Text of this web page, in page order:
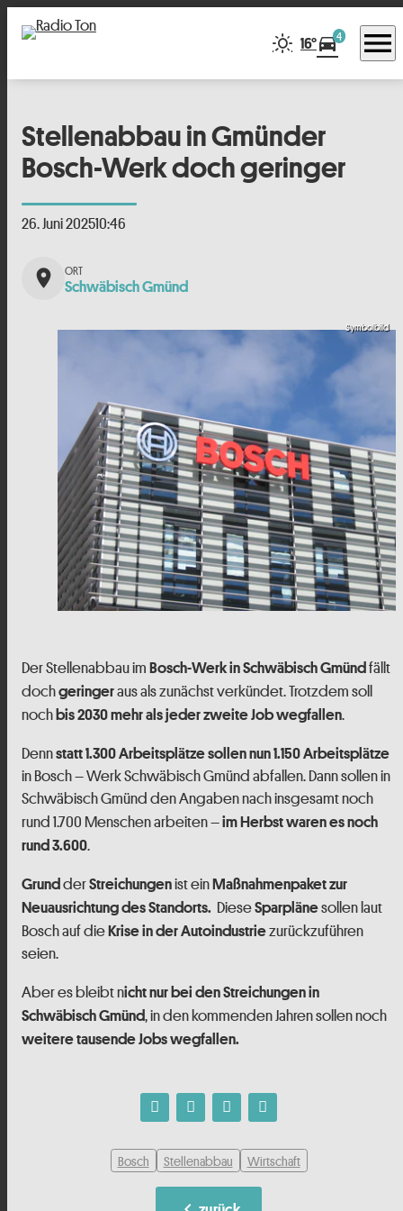
16°directions_car4 menu
Stellenabbau in Gmünder
Bosch-Werk doch geringer
26. Juni 202510:46
place Schwäbisch Gmünd
Symbolbild
Der Stellenabbau im Bosch-Werk in Schwäbisch Gmündfällt
dochgeringeraus als zunächst verkündet. Trotzdem soll
nochbis 2030 mehr als jeder zweite Job wegfallen.
Dennstatt 1.300 Arbeitsplätze sollen nun 1.150 Arbeitsplätze
in Bosch – Werk Schwäbisch Gmünd abfallen.Dann sollen in
Schwäbisch Gmünd den Angaben nach insgesamt noch
rund 1.700 Menschen arbeiten –im Herbst waren es noch
rund 3.600.
GrundderStreichungenist einMaßnahmenpaket zur
Neuausrichtung des Standorts. DieseSparplänesollen laut
Bosch auf dieKrise in der Autoindustriezurückzuführen
seien.
Aber es bleibt nicht nur bei den Streichungen in
Schwäbisch Gmünd, in den kommenden Jahren sollen noch
weitere tausende Jobs wegfallen.
Bosch Stellenabbau Wirtschaft